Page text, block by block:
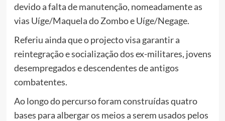
devido a falta de manutenção, nomeadamente as
vias Uíge/Maquela do Zombo e Uíge/Negage.
Referiu ainda que o projecto visa garantir a
reintegração e socialização dos ex-militares, jovens
desempregados e descendentes de antigos
combatentes.
Ao longo do percurso foram construídas quatro
bases para albergar os meios a serem usados pelos